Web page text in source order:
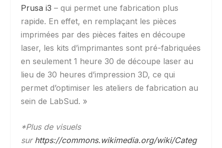
Prusa i3 – qui permet une fabrication plus
rapide. En effet, en remplaçant les pièces
imprimées par des pièces faites en découpe
laser, les kits d’imprimantes sont pré-fabriquées
en seulement 1 heure 30 de découpe laser au
lieu de 30 heures d’impression 3D, ce qui
permet d’optimiser les ateliers de fabrication au
sein de LabSud. »
*Plus de visuels
sur https://commons.wikimedia.org/wiki/Categ